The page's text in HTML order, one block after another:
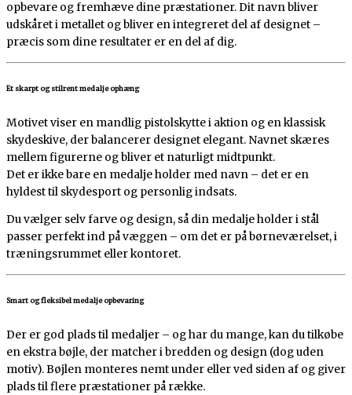
opbevare og fremhæve dine præstationer. Dit navn bliver
udskåret i metallet og bliver en integreret del af designet –
præcis som dine resultater er en del af dig.
Et skarpt og stilrent medalje ophæng
Motivet viser en mandlig pistolskytte i aktion og en klassisk
skydeskive, der balancerer designet elegant. Navnet skæres
mellem figurerne og bliver et naturligt midtpunkt.
Det er ikke bare en medalje holder med navn – det er en
hyldest til skydesport og personlig indsats.
Du vælger selv farve og design, så din medalje holder i stål
passer perfekt ind på væggen – om det er på børneværelset, i
træningsrummet eller kontoret.
Smart og fleksibel medalje opbevaring
Der er god plads til medaljer – og har du mange, kan du tilkøbe
en ekstra bøjle, der matcher i bredden og design (dog uden
motiv). Bøjlen monteres nemt under eller ved siden af og giver
plads til flere præstationer på række.